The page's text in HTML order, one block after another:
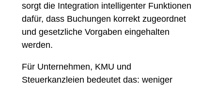
sorgt die Integration intelligenter Funktionen
dafür, dass Buchungen korrekt zugeordnet
und gesetzliche Vorgaben eingehalten
werden.
Für Unternehmen, KMU und
Steuerkanzleien bedeutet das: weniger